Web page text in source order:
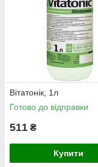
Вітатонік, 1л
Готово до відправки
511 ₴
Купити